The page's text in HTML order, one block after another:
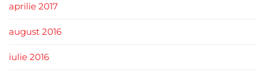
aprilie 2017
august 2016
iulie 2016